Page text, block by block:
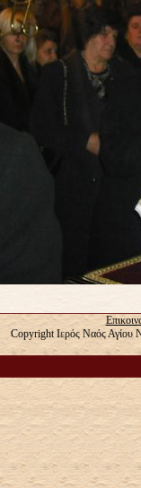
Copyright Ιερός Ναός Αγίου